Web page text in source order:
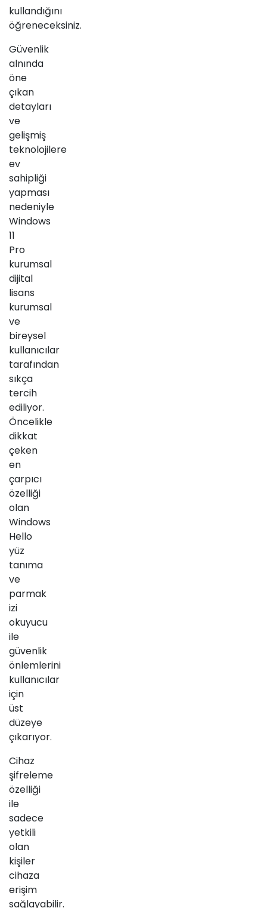
kullandığını
öğreneceksiniz.
Güvenlik
alnında
öne
çıkan
detayları
ve
gelişmiş
teknolojilere
ev
sahipliği
yapması
nedeniyle
Windows
11
Pro
kurumsal
dijital
lisans
kurumsal
ve
bireysel
kullanıcılar
tarafından
sıkça
tercih
ediliyor.
Öncelikle
dikkat
çeken
en
çarpıcı
özelliği
olan
Windows
Hello
yüz
tanıma
ve
parmak
izi
okuyucu
ile
güvenlik
önlemlerini
kullanıcılar
için
üst
düzeye
çıkarıyor.
Cihaz
şifreleme
özelliği
ile
sadece
yetkili
olan
kişiler
cihaza
erişim
sağlayabilir.